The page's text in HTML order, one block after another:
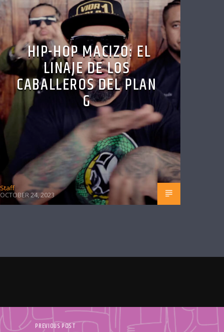
HIP-HOP MACIZO: EL
LINAJE DE LOS
CABALLEROS DEL PLAN
G
Staff
OCTOBER 24, 2023
PREVIOUS POST